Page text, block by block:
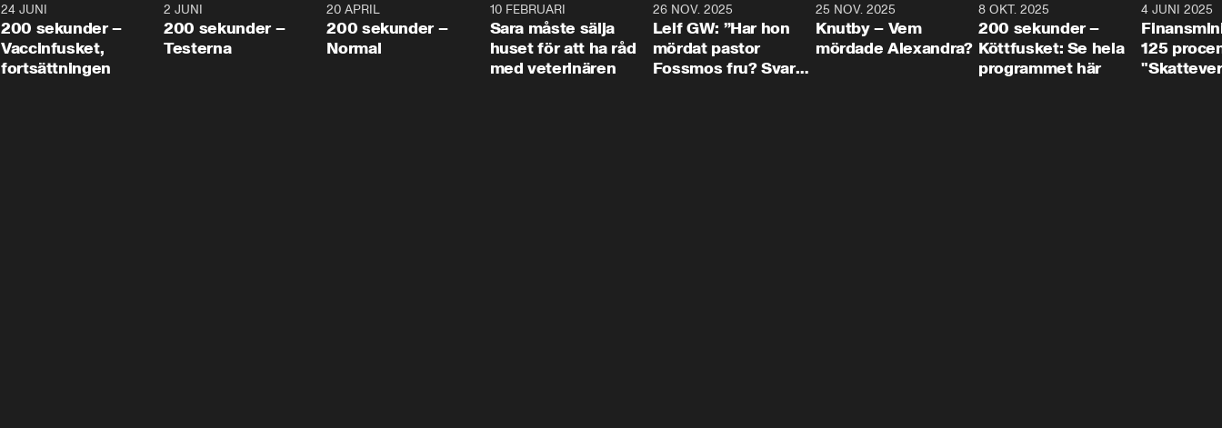
5:00
24 JUNI
200 sekunder –
Vaccinfusket,
fortsättningen
4:23
2 JUNI
200 sekunder –
Testerna
20 APRIL
200 sekunder –
Normal
10 FEBRUARI
Sara måste sälja
huset för att ha råd
med veterinären
26 NOV. 2025
Leif GW: ”Har hon
mördat pastor
Fossmos fru? Svar
31:05
25 NOV. 2025
Knutby – Vem
mördade Alexandra?
4:29
8 OKT. 2025
200 sekunder –
Köttfusket: Se hela
programmet här
4 JUNI 2025
125